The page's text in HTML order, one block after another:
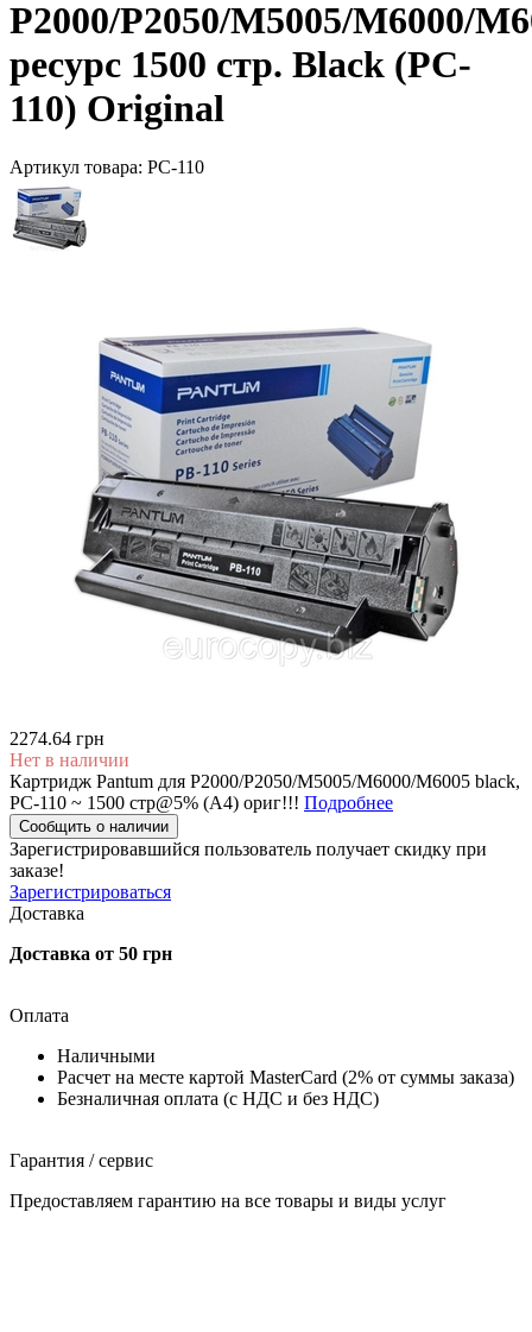
P2000/P2050/M5005/M6000/
ресурс 1500 стр. Black (PC-
110) Original
Артикул товара: PC-110
2274.64 грн
Нет в наличии
Картридж Pantum для P2000/P2050/M5005/M6000/M6005 black,
PC-110 ~ 1500 стр@5% (A4) ориг!!! Подробнее
Сообщить о наличии
Зарегистрировавшийся пользователь получает скидку при
заказе!
Зарегистрироваться
Доставка
Доставка от 50 грн
Оплата
Наличными
Расчет на месте картой MasterCard (2% от суммы заказа)
Безналичная оплата (с НДС и без НДС)
Гарантия / сервис
Предоставляем гарантию на все товары и виды услуг